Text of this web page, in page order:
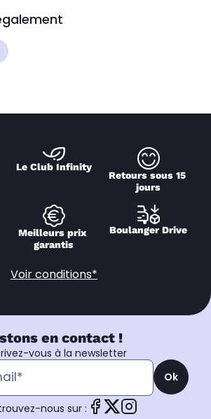
Le Club Infinity
Retours sous 15
jours
Meilleurs prix
garantis
Boulanger Drive
Voir conditions*
en contact !
vous à la newsletter
Ok
nous sur :